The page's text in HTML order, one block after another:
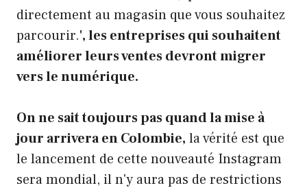
directement au magasin que vous souhaitez
parcourir.', les entreprises qui souhaitent
améliorer leurs ventes devront migrer
vers le numérique.
On ne sait toujours pas quand la mise à
jour arrivera en Colombie, la vérité est que
le lancement de cette nouveauté Instagram
sera mondial, il n'y aura pas de restrictions